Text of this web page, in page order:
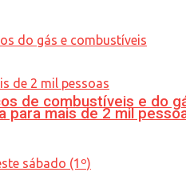
de combustíveis e do
para mais de 2 mil